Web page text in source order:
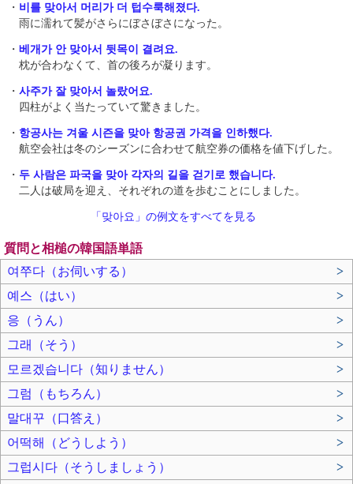
・ 비를 맞아서 머리가 더 텁수룩해졌다.
雨に濡れて髪がさらにぼさぼさになった。
・ 베개가 안 맞아서 뒷목이 결려요.
枕が合わなくて、首の後ろが凝ります。
・ 사주가 잘 맞아서 놀랐어요.
四柱がよく当たっていて驚きました。
・ 항공사는 겨울 시즌을 맞아 항공권 가격을 인하했다.
航空会社は冬のシーズンに合わせて航空券の価格を値下げした。
・ 두 사람은 파국을 맞아 각자의 길을 걷기로 했습니다.
二人は破局を迎え、それぞれの道を歩むことにしました。
「맞아요」の例文をすべてを見る
質問と相槌の韓国語単語
여쭈다（お伺いする）
>
예스（はい）
>
응（うん）
>
그래（そう）
>
모르겠습니다（知りません）
>
그럼（もちろん）
>
말대꾸（口答え）
>
어떡해（どうしよう）
>
그럽시다（そうしましょう）
>